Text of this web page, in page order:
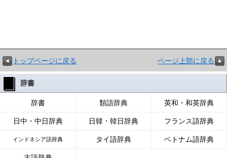
トップページに戻る ページ上部に戻る
辞書
辞書 類語辞典 英和・和英辞典
日中・中日辞典 日韓・韓日辞典 フランス語辞典
インドネシア語辞典 タイ語辞典 ベトナム語辞典